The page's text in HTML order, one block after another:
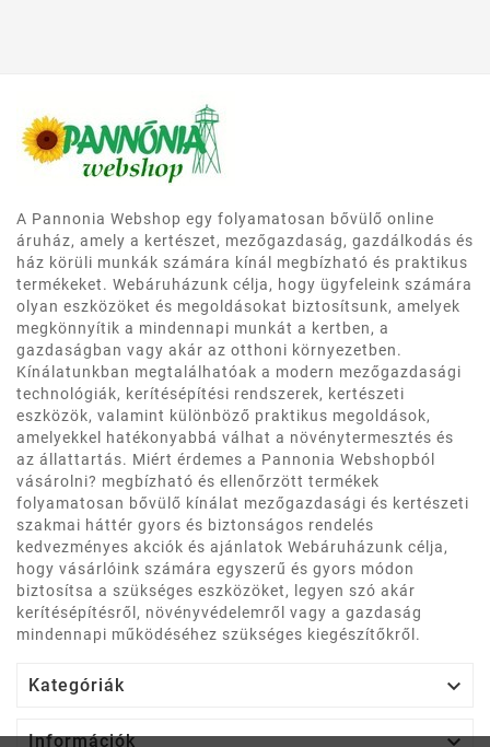
A Pannonia Webshop egy folyamatosan bővülő online
áruház, amely a kertészet, mezőgazdaság, gazdálkodás és
ház körüli munkák számára kínál megbízható és praktikus
termékeket. Webáruházunk célja, hogy ügyfeleink számára
olyan eszközöket és megoldásokat biztosítsunk, amelyek
megkönnyítik a mindennapi munkát a kertben, a
gazdaságban vagy akár az otthoni környezetben.
Kínálatunkban megtalálhatóak a modern mezőgazdasági
technológiák, kerítésépítési rendszerek, kertészeti
eszközök, valamint különböző praktikus megoldások,
amelyekkel hatékonyabbá válhat a növénytermesztés és
az állattartás. Miért érdemes a Pannonia Webshopból
vásárolni? megbízható és ellenőrzött termékek
folyamatosan bővülő kínálat mezőgazdasági és kertészeti
szakmai háttér gyors és biztonságos rendelés
kedvezményes akciók és ajánlatok Webáruházunk célja,
hogy vásárlóink számára egyszerű és gyors módon
biztosítsa a szükséges eszközöket, legyen szó akár
kerítésépítésről, növényvédelemről vagy a gazdaság
mindennapi működéséhez szükséges kiegészítőkről.
Kategóriák 
Információk